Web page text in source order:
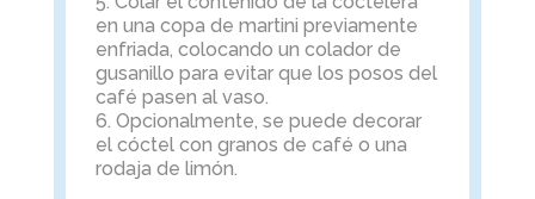
en una copa de martini previamente
enfriada, colocando un colador de
gusanillo para evitar que los posos del
café pasen al vaso.
Opcionalmente, se puede decorar
el cóctel con granos de café o una
rodaja de limón.